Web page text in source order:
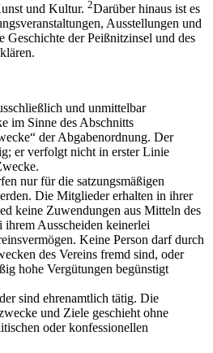
und Kultur. 2Darüber hinaus ist es
Ausstellungen und
Geschichte der Peißnitzinsel und des
und unmittelbar
im Sinne des Abschnitts
der Abgabenordnung. Der
er verfolgt nicht in erster Linie
nur für die satzungsmäßigen
Die Mitglieder erhalten in ihrer
keine Zuwendungen aus Mitteln des
ihrem Ausscheiden keinerlei
Keine Person darf durch
des Vereins fremd sind, oder
hohe Vergütungen begünstigt
sind ehrenamtlich tätig. Die
und Ziele geschieht ohne
oder konfessionellen